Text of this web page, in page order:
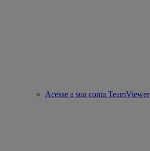
Acesse a sua conta TeamViewer